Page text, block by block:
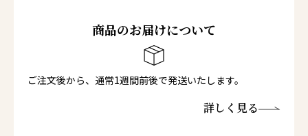
商品のお届けについて
ご注文後から、通常1週間前後で発送いたします。
詳しく見る